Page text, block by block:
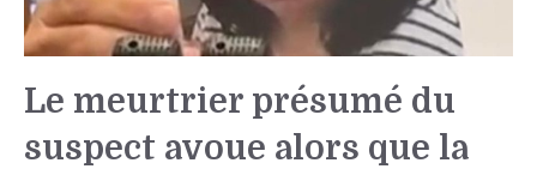
Le meurtrier présumé du
suspect avoue alors que la